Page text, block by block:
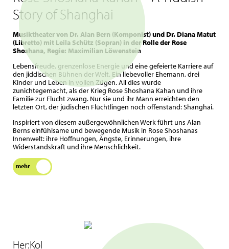
Story of Shanghai
Musiktheater von Dr. Alan Bern (Komponist) und Dr. Diana Matut
(Libretto) mit Leila Schütz (Sopran) in der Rolle der Rose
Shoshana, Regie: Maximilian Löwenstein
Lebensfreude, grenzenlose Energie und eine gefeierte Karriere auf
den jiddischen Bühnen der Welt. Ein liebevoller Ehemann, drei
Kinder und Leben in vollen Zügen. All dies wurde
zunichtegemacht, als der Krieg Rose Shoshana Kahan und ihre
Familie zur Flucht zwang. Nur sie und ihr Mann erreichten den
letzten Ort, der jüdischen Flüchtlingen noch offenstand: Shanghai.
Inspiriert von diesem außergewöhnlichen Werk führt uns Alan
Berns einfühlsame und bewegende Musik in Rose Shoshanas
Innenwelt: ihre Hoffnungen, Ängste, Erinnerungen, ihre
Widerstandskraft und ihre Menschlichkeit.
mehr
Her:Kol